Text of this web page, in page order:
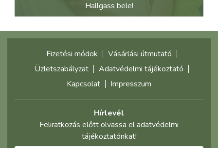
Hallgass bele!
Fizetési módok
Vásárlási útmutató
Üzletszabályzat
Adatvédelmi tájékoztató
Kapcsolat
Impresszum
Hírlevél
Feliratkozás előtt olvassa el adatvédelmi
tájékoztatónkat!